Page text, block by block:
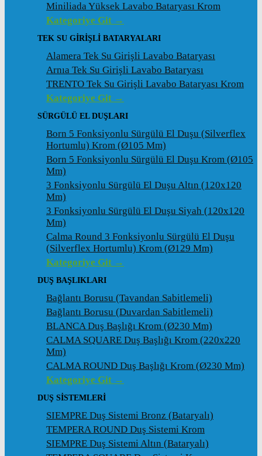
Miniliada Yüksek Lavabo Bataryası Krom
Kategoriye Git →
TEK SU GİRİŞLİ BATARYALARI
Alamera Tek Su Girişli Lavabo Bataryası
Arnıa Tek Su Girişli Lavabo Bataryası
TRENTO Tek Su Girişli Lavabo Bataryası Krom
Kategoriye Git →
SÜRGÜLÜ EL DUŞLARI
Born 5 Fonksiyonlu Sürgülü El Duşu (Silverflex
Hortumlu) Krom (ø105 Mm)
Born 5 Fonksiyonlu Sürgülü El Duşu Krom (ø105
Mm)
3 Fonksiyonlu Sürgülü El Duşu Altın (120x120
Mm)
3 Fonksiyonlu Sürgülü El Duşu Siyah (120x120
Mm)
Calma Round 3 Fonksiyonlu Sürgülü El Duşu
(Silverflex Hortumlu) Krom (ø129 Mm)
Kategoriye Git →
DUŞ BAŞLIKLARI
Bağlantı Borusu (Tavandan Sabitlemeli)
Bağlantı Borusu (Duvardan Sabitlemeli)
BLANCA Duş Başlığı Krom (ø230 Mm)
CALMA SQUARE Duş Başlığı Krom (220x220
Mm)
CALMA ROUND Duş Başlığı Krom (ø230 Mm)
Kategoriye Git →
DUŞ SİSTEMLERİ
SIEMPRE Duş Sistemi Bronz (Bataryalı)
TEMPERA ROUND Duş Sistemi Krom
SIEMPRE Duş Sistemi Altın (Bataryalı)